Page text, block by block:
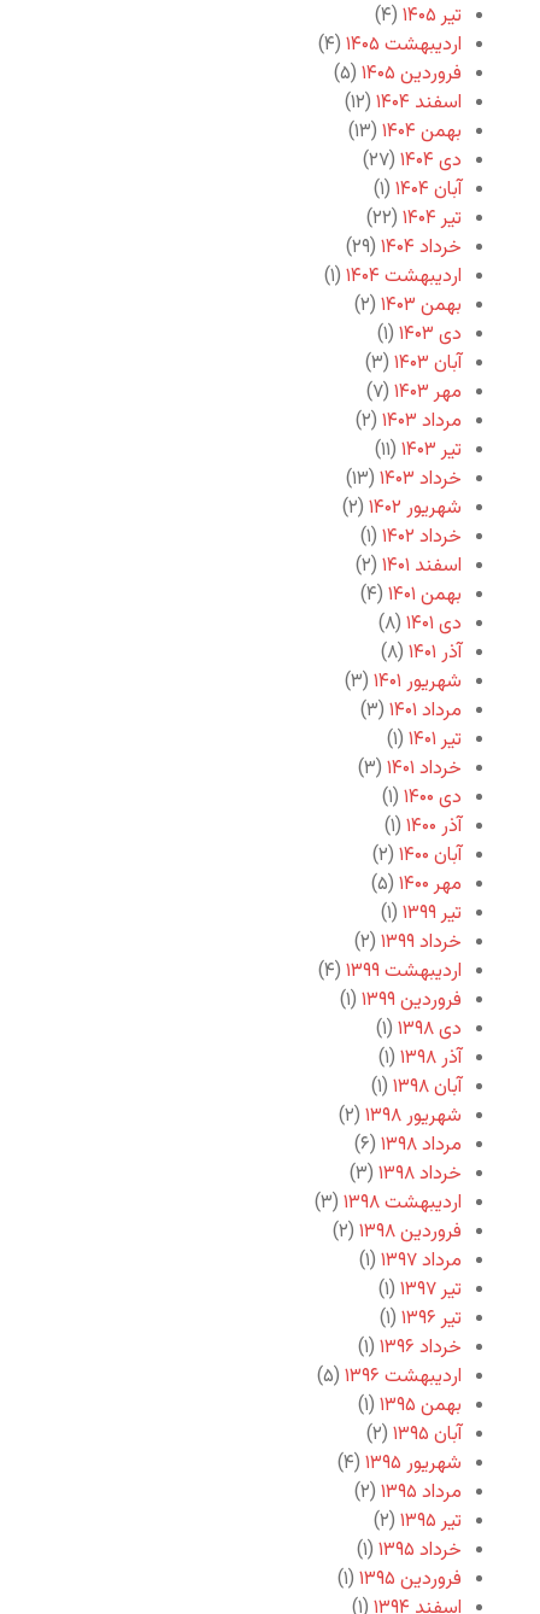
تیر ۱۴۰۵
(۴)
اردیبهشت ۱۴۰۵
(۴)
فروردین ۱۴۰۵
(۵)
اسفند ۱۴۰۴
(۱۲)
بهمن ۱۴۰۴
(۱۳)
دی ۱۴۰۴
(۲۷)
آبان ۱۴۰۴
(۱)
تیر ۱۴۰۴
(۲۲)
خرداد ۱۴۰۴
(۲۹)
اردیبهشت ۱۴۰۴
(۱)
بهمن ۱۴۰۳
(۲)
دی ۱۴۰۳
(۱)
آبان ۱۴۰۳
(۳)
مهر ۱۴۰۳
(۷)
مرداد ۱۴۰۳
(۲)
تیر ۱۴۰۳
(۱۱)
خرداد ۱۴۰۳
(۱۳)
شهریور ۱۴۰۲
(۲)
خرداد ۱۴۰۲
(۱)
اسفند ۱۴۰۱
(۲)
بهمن ۱۴۰۱
(۴)
دی ۱۴۰۱
(۸)
آذر ۱۴۰۱
(۸)
شهریور ۱۴۰۱
(۳)
مرداد ۱۴۰۱
(۳)
تیر ۱۴۰۱
(۱)
خرداد ۱۴۰۱
(۳)
دی ۱۴۰۰
(۱)
آذر ۱۴۰۰
(۱)
آبان ۱۴۰۰
(۲)
مهر ۱۴۰۰
(۵)
تیر ۱۳۹۹
(۱)
خرداد ۱۳۹۹
(۲)
اردیبهشت ۱۳۹۹
(۴)
فروردین ۱۳۹۹
(۱)
دی ۱۳۹۸
(۱)
آذر ۱۳۹۸
(۱)
آبان ۱۳۹۸
(۱)
شهریور ۱۳۹۸
(۲)
مرداد ۱۳۹۸
(۶)
خرداد ۱۳۹۸
(۳)
اردیبهشت ۱۳۹۸
(۳)
فروردین ۱۳۹۸
(۲)
مرداد ۱۳۹۷
(۱)
تیر ۱۳۹۷
(۱)
تیر ۱۳۹۶
(۱)
خرداد ۱۳۹۶
(۱)
اردیبهشت ۱۳۹۶
(۵)
بهمن ۱۳۹۵
(۱)
آبان ۱۳۹۵
(۲)
شهریور ۱۳۹۵
(۴)
مرداد ۱۳۹۵
(۲)
تیر ۱۳۹۵
(۲)
خرداد ۱۳۹۵
(۱)
فروردین ۱۳۹۵
(۱)